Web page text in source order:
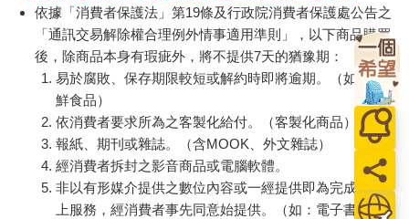
依據「消費者保護法」第19條及行政院消費者保護處公告之
「通訊交易解除權合理例外情事適用準則」，以下商品購買
後，除商品本身有瑕疵外，將不提供7天的猶豫期：
易於腐敗、保存期限較短或解約時即將逾期。（如：生
鮮食品）
依消費者要求所為之客製化給付。（客製化商品）
報紙、期刊或雜誌。（含MOOK、外文雜誌）
經消費者拆封之影音商品或電腦軟體。
非以有形媒介提供之數位內容或一經提供即為完成之線
上服務，經消費者事先同意始提供。（如：電子書、電